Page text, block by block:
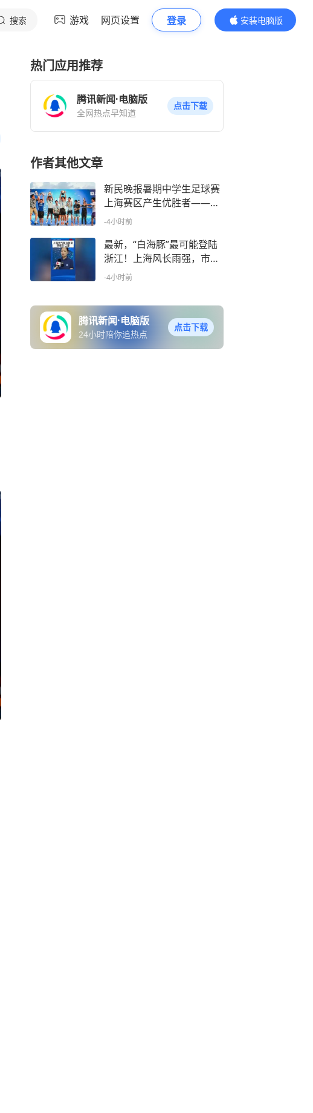
搜索 游戏 网页设置 登录
安装电脑版
内容更精彩
热门应用推荐
腾讯新闻·电脑版
全网热点早知道
点击下载
作者其他文章
新民晚报暑期中学生足球赛
上海赛区产生优胜者——冠
军？我们赢的就是冠军！
-4小时前
最新，“白海豚”最可能登陆
浙江！上海风长雨强，市民
出行注意安全！
-4小时前
腾讯新闻·电脑版
24小时陪你追热点
点击下载